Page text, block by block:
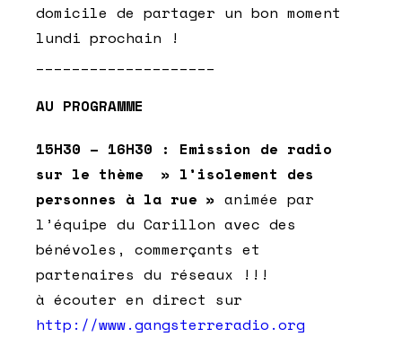
domicile de partager un bon moment
lundi prochain !
AU PROGRAMME
15H30 – 16H30 : Emission de radio
sur le thème » l’isolement des
personnes à la rue » animée par
l’équipe du Carillon avec des
bénévoles, commerçants et
partenaires du réseaux !!!
à écouter en direct sur
http://www.gangsterreradio.org